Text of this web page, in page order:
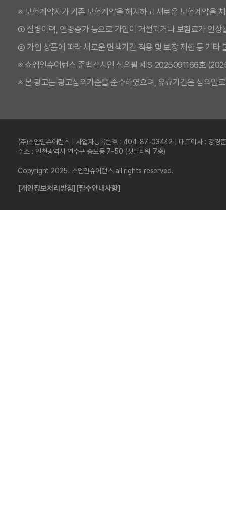
※ 보험계약자가 기존 보험계약을 해지하고 새로운 보험계약을
① 질병이력, 연령증가 등으로 가입이 거절되거나 보험료가 인상
② 가입 상품에 따라 새로운 면책기간 적용 및 보장 제한 등 기타
※ 쇼엠인슈어런스 준법감시인 심의필 제S-2025091166호
※ 본 광고는 광고심의기준을 준수하였으며, 유효기간은 심의일
(주)쇼엠인슈어런스 | 사업자등록번호 : 404-87-03442 | 대표이사 : 강경준
주소 : 인천광역시 연수구 송도동 7-50 (갯벌타워 7층)
Copyright 2025. 쇼엠인슈어런스 all rights reserved.
[개인정보처리방침][필수안내사항]